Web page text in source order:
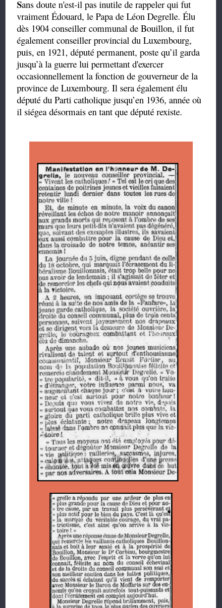
Sans doute n'est-il pas inutile de rappeler qui fut
vraiment Édouard, le Papa de Léon Degrelle. Élu
dès 1904 conseiller communal de Bouillon, il fut
également conseiller provincial du Luxembourg,
puis, en 1921, député permanent, poste qu’il garda
jusqu’à la guerre lui permettant d'exercer
occasionnellement la fonction de gouverneur de la
province de Luxembourg. Il sera également élu
député du Parti catholique jusqu’en 1936, année où
il siégea désormais en tant que député rexiste.